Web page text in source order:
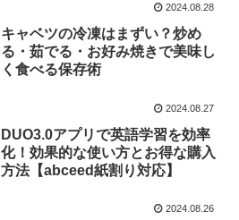
2024.08.28
キャベツの冷凍はまずい？炒め
る・茹でる・お好み焼きで美味し
く食べる保存術
2024.08.27
DUO3.0アプリで英語学習を効率
化！効果的な使い方とお得な購入
方法【abceed紙割り対応】
2024.08.26